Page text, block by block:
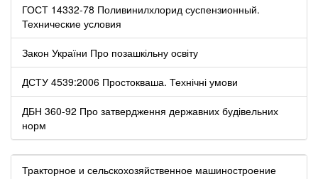
ГОСТ 14332-78 Поливинилхлорид суспензионный.
Технические условия
Закон України Про позашкільну освіту
ДСТУ 4539:2006 Простокваша. Технічні умови
ДБН 360-92 Про затвердження державних будівельних
норм
Тракторное и сельскохозяйственное машиностроение